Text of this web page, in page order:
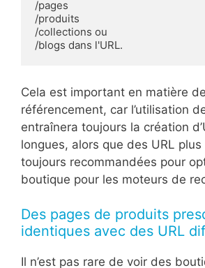
/pages
/produits
/collections ou
/blogs dans l'URL.
Cela est important en matière de
référencement, car l’utilisation
entraînera toujours la création
longues, alors que des URL
toujours recommandées pour
boutique pour les moteurs de
Des pages de produits
identiques avec des URL
Il n’est pas rare de voir des